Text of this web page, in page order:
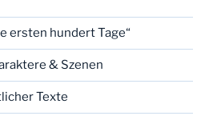
ersten hundert Tage“
& Szenen
Texte